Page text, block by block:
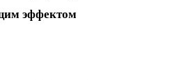
эффектом